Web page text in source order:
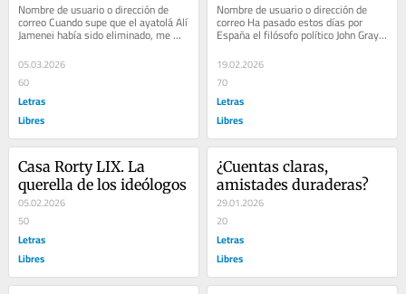
Nombre de usuario o dirección de
correo Cuando supe que el ayatolá Alí
Jamenei había sido eliminado, me
acordé del iraní. Yo vivía por aquel...
05.03.2026
60
Letras
Libres
crítica de Occidente
Nombre de usuario o dirección de
correo Ha pasado estos días por
España el filósofo político John Gray,
a quien los medios han presentado
como...
19.02.2026
70
Letras
Libres
Casa Rorty LIX. La
querella de los ideólogos
05.02.2026
50
Letras
Libres
¿Cuentas claras,
amistades duraderas?
29.01.2026
20
Letras
Libres